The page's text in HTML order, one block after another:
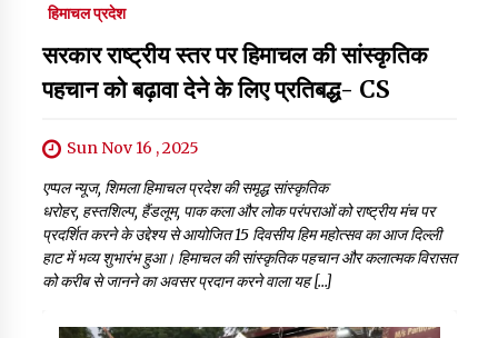
हिमाचल प्रदेश
सरकार राष्ट्रीय स्तर पर हिमाचल की सांस्कृतिक
पहचान को बढ़ावा देने के लिए प्रतिबद्ध- CS
Sun Nov 16 , 2025
एप्पल न्यूज, शिमला हिमाचल प्रदेश की समृद्ध सांस्कृतिक
धरोहर, हस्तशिल्प, हैंडलूम, पाक कला और लोक परंपराओं को राष्ट्रीय मंच पर
प्रदर्शित करने के उद्देश्य से आयोजित 15 दिवसीय हिम महोत्सव का आज दिल्ली
हाट में भव्य शुभारंभ हुआ। हिमाचल की सांस्कृतिक पहचान और कलात्मक विरासत
को करीब से जानने का अवसर प्रदान करने वाला यह […]